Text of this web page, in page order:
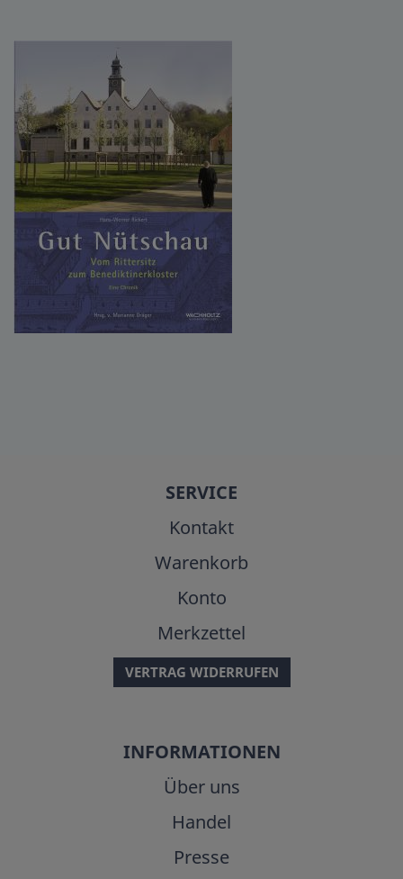
SERVICE
Kontakt
Warenkorb
Konto
Merkzettel
VERTRAG WIDERRUFEN
INFORMATIONEN
Über uns
Handel
Presse